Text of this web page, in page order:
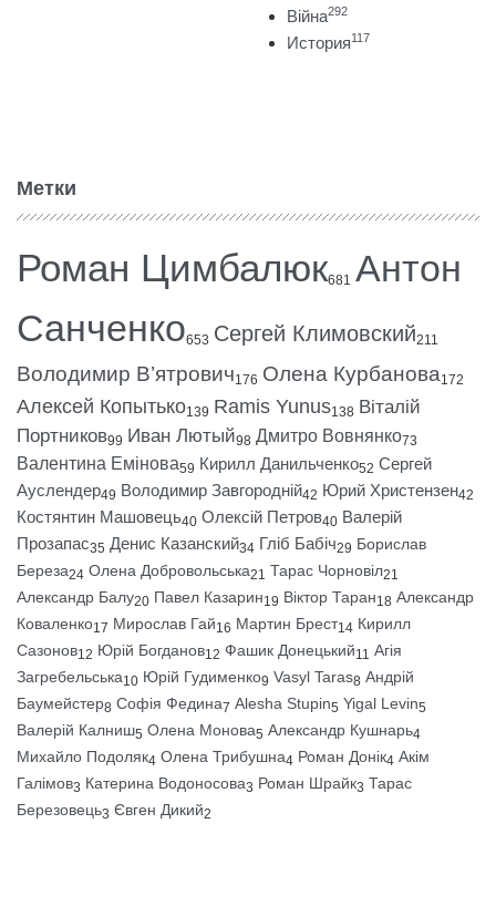
Війна292
История117
Метки
Роман Цимбалюк681 Антон
Санченко653 Сергей Климовский211
Володимир В’ятрович176 Олена Курбанова172
Алексей Копытько139 Ramis Yunus138 Віталій
Портников99 Иван Лютый98 Дмитро Вовнянко73
Валентина Емінова59 Кирилл Данильченко52 Сергей
Ауслендер49 Володимир Завгородній42 Юрий Христензен42
Костянтин Машовець40 Олексій Петров40 Валерій
Прозапас35 Денис Казанский34 Гліб Бабіч29 Борислав
Береза24 Олена Добровольська21 Тарас Чорновіл21
Александр Балу20 Павел Казарин19 Віктор Таран18 Александр
Коваленко17 Мирослав Гай16 Мартин Брест14 Кирилл
Сазонов12 Юрій Богданов12 Фашик Донецький11 Агія
Загребельська10 Юрій Гудименко9 Vasyl Taras8 Андрій
Баумейстер8 Софія Федина7 Alesha Stupin5 Yigal Levin5
Валерій Калниш5 Олена Монова5 Александр Кушнарь4
Михайло Подоляк4 Олена Трибушна4 Роман Донік4 Акім
Галімов3 Катерина Водоносова3 Роман Шрайк3 Тарас
Березовець3 Євген Дикий2